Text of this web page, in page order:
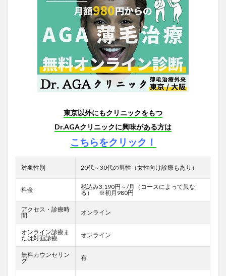
東京以外にもクリニックをもつ
Dr.AGAクリニックに興味がある方は
こちらをクリック！
対象性別 20代～30代の男性（女性向け診療もあり）
料金
税込み3,190円～/月（コースによって異な
る） ※初月980円
アクセス・診療時
間
オンライン
オンライン診療ま
たは対面診療
オンライン
無料カウンセリン
グ
有